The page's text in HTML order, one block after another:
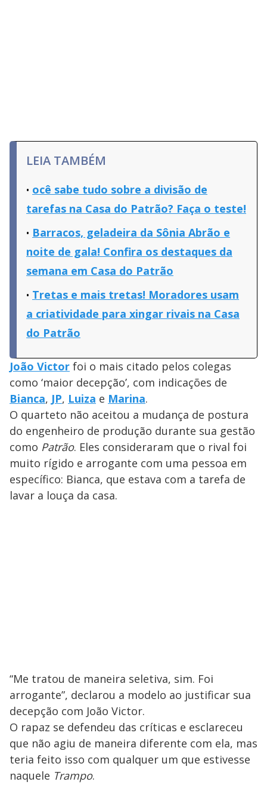
LEIA TAMBÉM
ocê sabe tudo sobre a divisão de
tarefas na Casa do Patrão? Faça o teste!
Barracos, geladeira da Sônia Abrão e
noite de gala! Confira os destaques da
semana em Casa do Patrão
Tretas e mais tretas! Moradores usam
a criatividade para xingar rivais na Casa
do Patrão
João Victor foi o mais citado pelos colegas
como ‘maior decepção’, com indicações de
Bianca, JP, Luiza e Marina.
O quarteto não aceitou a mudança de postura
do engenheiro de produção durante sua gestão
como Patrão. Eles consideraram que o rival foi
muito rígido e arrogante com uma pessoa em
específico: Bianca, que estava com a tarefa de
lavar a louça da casa.
“Me tratou de maneira seletiva, sim. Foi
arrogante”, declarou a modelo ao justificar sua
decepção com João Victor.
O rapaz se defendeu das críticas e esclareceu
que não agiu de maneira diferente com ela, mas
teria feito isso com qualquer um que estivesse
naquele Trampo.